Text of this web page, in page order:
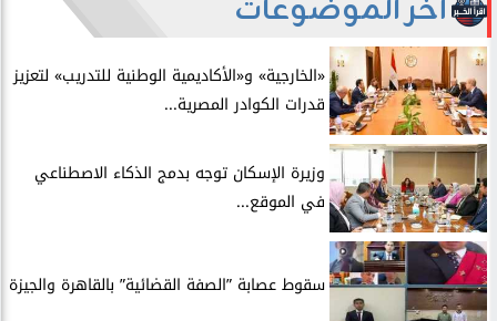
آخر الموضوعات
​«الخارجية» و«الأكاديمية الوطنية للتدريب» لتعزيز
قدرات الكوادر المصرية...
​وزيرة الإسكان توجه بدمج الذكاء الاصطناعي
في الموقع...
سقوط عصابة ”الصفة القضائية” بالقاهرة والجيزة